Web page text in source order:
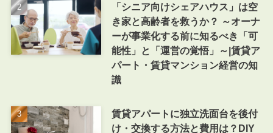
「シニア向けシェアハウス」は空
き家と高齢者を救うか？ ～オーナ
ーが事業化する前に知るべき「可
能性」と「運営の覚悟」～|賃貸ア
パート・賃貸マンション経営の知
識
賃貸アパートに独立洗面台を後付
け・交換する方法と費用は？DIY